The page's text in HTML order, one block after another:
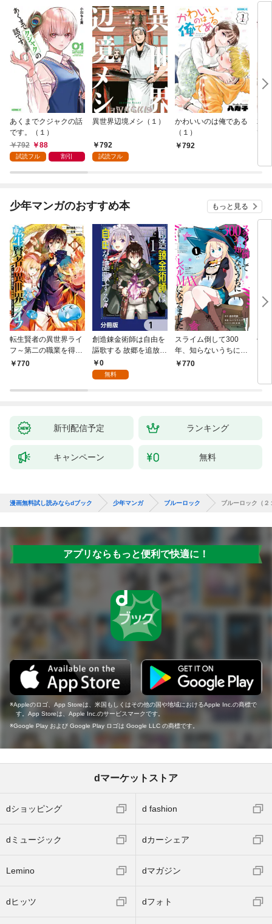
あくまでクジャクの話
です。（１）
792
88
試読フル 割引
異世界辺境メシ（１）
792
試読フル
かわいいのは俺である
（１）
792
君
て
少年マンガのおすすめ本 もっと見る
転生賢者の異世界ライ
フ～第二の職業を得
て、世界最強になりま
770
創造錬金術師は自由を
謳歌する 故郷を追放さ
れたら、魔王のお膝元
で超絶効果のマジック
0
無料
スライム倒して300
年、知らないうちにレ
ベルMAXになってまし
770
信
新刊配信予定 ランキング
キャンペーン 無料
漫画無料試し読みならdブック 少年マンガ ブルーロック ブルーロック（２
アプリならもっと便利で快適に！
Appleのロゴ、App Storeは、米国もしくはその他の国や地域におけるApple Inc.の商標で
す。App Storeは、Apple Inc.のサービスマークです。
Google Play および Google Play ロゴは Google LLC の商標です。
dマーケットストア
dショッピング d fashion
dミュージック dカーシェア
Lemino dマガジン
dヒッツ dフォト